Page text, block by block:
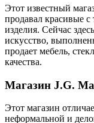
Этот известный
продавал красивые
изделия. Сейчас
искусство,
продает мебель,
качества.
Магазин J.G.
Этот магазин
неформальной и